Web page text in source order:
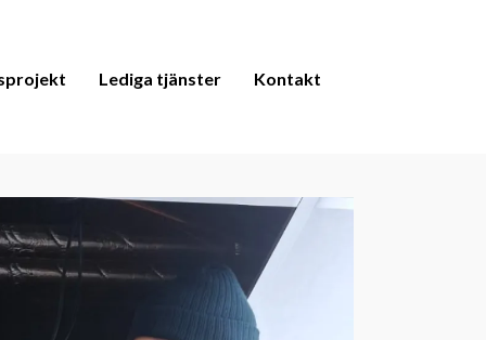
Lediga tjänster Kontakt